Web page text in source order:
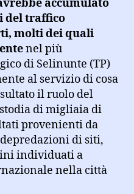
accumulato
del traffico
molti dei quali
nel più
di Selinunte (TP)
al servizio di cosa
il ruolo del
di migliaia di
provenienti da
di siti,
individuati a
nella città